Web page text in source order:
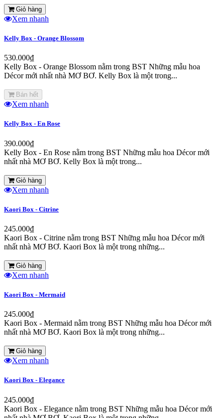
Giỏ hàng
Xem nhanh
Kelly Box - Orange Blossom
530.000₫
Kelly Box - Orange Blossom nằm trong BST Những mẫu hoa
Décor mới nhất nhà MƠ BƠ. Kelly Box là một trong...
Bán hết
Xem nhanh
Kelly Box - En Rose
390.000₫
Kelly Box - En Rose nằm trong BST Những mẫu hoa Décor mới
nhất nhà MƠ BƠ. Kelly Box là một trong...
Giỏ hàng
Xem nhanh
Kaori Box - Citrine
245.000₫
Kaori Box - Citrine nằm trong BST Những mẫu hoa Décor mới
nhất nhà MƠ BƠ. Kaori Box là một trong những...
Giỏ hàng
Xem nhanh
Kaori Box - Mermaid
245.000₫
Kaori Box - Mermaid nằm trong BST Những mẫu hoa Décor mới
nhất nhà MƠ BƠ. Kaori Box là một trong những...
Giỏ hàng
Xem nhanh
Kaori Box - Elegance
245.000₫
Kaori Box - Elegance nằm trong BST Những mẫu hoa Décor mới